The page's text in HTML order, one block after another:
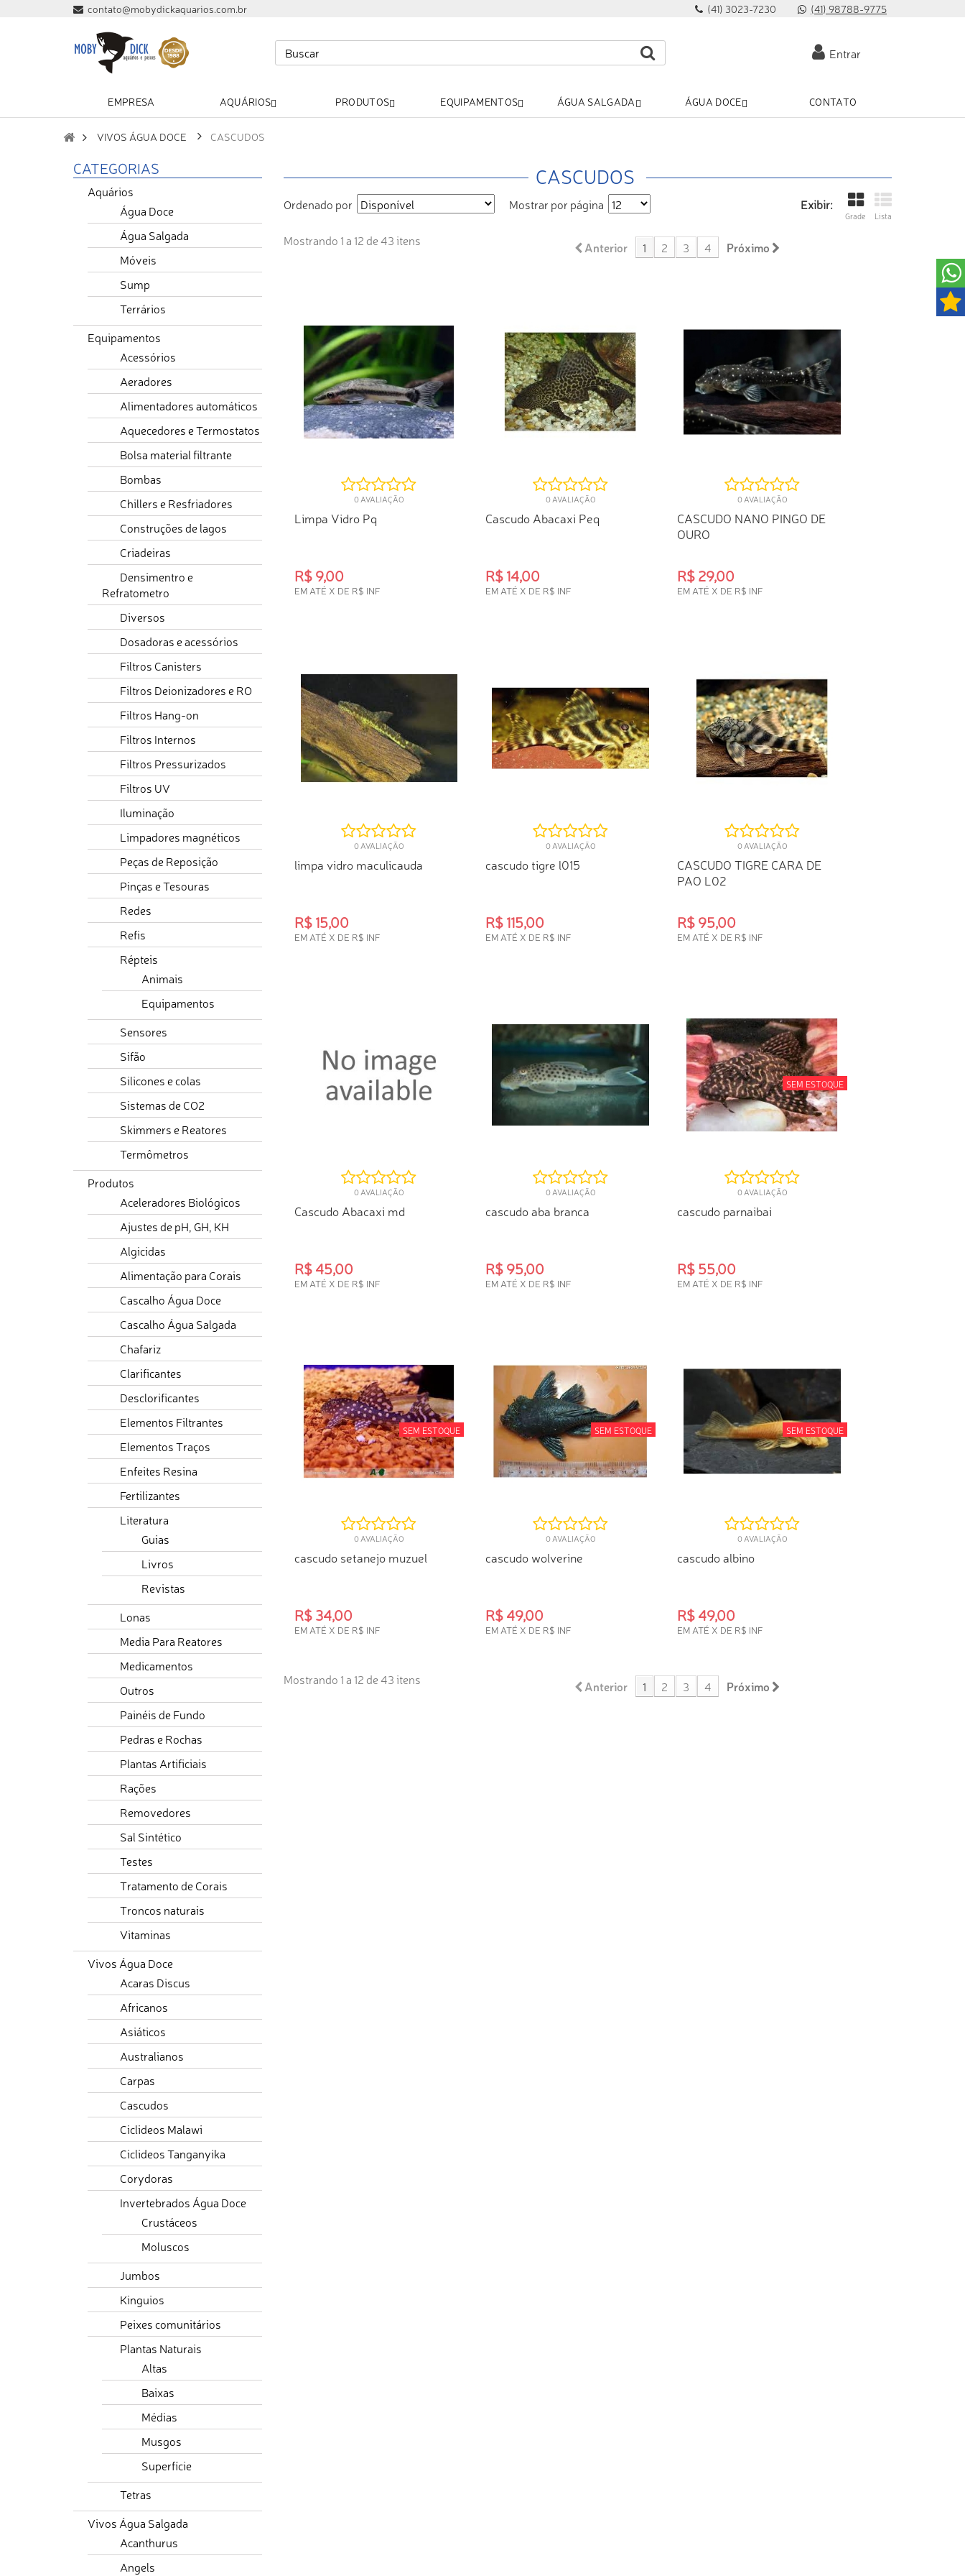
contato@mobydickaquarios.com.br (41) 3023-7230 (41) 98788-9775
Entrar
EMPRESA AQUÁRIOS PRODUTOS EQUIPAMENTOS ÁGUA SALGADA ÁGUA DOCE CONTATO
VIVOS ÁGUA DOCE CASCUDOS
CATEGORIAS
Aquários
Água Doce
Água Salgada
Móveis
Sump
Terrários
Equipamentos
Acessórios
Aeradores
Alimentadores automáticos
Aquecedores e Termostatos
Bolsa material filtrante
Bombas
Chillers e Resfriadores
Construções de lagos
Criadeiras
Densimentro e
Refratometro
Diversos
Dosadoras e acessórios
Filtros Canisters
Filtros Deionizadores e RO
Filtros Hang-on
Filtros Internos
Filtros Pressurizados
Filtros UV
Iluminação
Limpadores magnéticos
Peças de Reposição
Pinças e Tesouras
Redes
Refis
Répteis
Animais
Equipamentos
Sensores
Sifão
Silicones e colas
Sistemas de CO2
Skimmers e Reatores
Termômetros
Produtos
Aceleradores Biológicos
Ajustes de pH, GH, KH
Algicidas
Alimentação para Corais
Cascalho Água Doce
Cascalho Água Salgada
Chafariz
Clarificantes
Desclorificantes
Elementos Filtrantes
Elementos Traços
Enfeites Resina
Fertilizantes
Literatura
Guias
Livros
Revistas
Lonas
Media Para Reatores
Medicamentos
Outros
Painéis de Fundo
Pedras e Rochas
Plantas Artificiais
Rações
Removedores
Sal Sintético
Testes
Tratamento de Corais
Troncos naturais
Vitaminas
Vivos Água Doce
Acaras Discus
Africanos
Asiáticos
Australianos
Carpas
Cascudos
Ciclideos Malawi
Ciclideos Tanganyika
Corydoras
Invertebrados Água Doce
Crustáceos
Moluscos
Jumbos
Kinguios
Peixes comunitários
Plantas Naturais
Altas
Baixas
Médias
Musgos
Superfície
Tetras
Vivos Água Salgada
Acanthurus
Angels
CASCUDOS
Exibir:
Grade Lista
Ordenado por Mostrar por página
Anterior 1 2 3 4 Próximo
Mostrando 1 a 12 de 43 itens
0 AVALIAÇÃO
Limpa Vidro Pq
R$ 9,00
EM ATÉ X DE R$ INF
0 AVALIAÇÃO
Cascudo Abacaxi Peq
R$ 14,00
EM ATÉ X DE R$ INF
0 AVALIAÇÃO
CASCUDO NANO PINGO DE
OURO
R$ 29,00
EM ATÉ X DE R$ INF
0 AVALIAÇÃO
limpa vidro maculicauda
R$ 15,00
EM ATÉ X DE R$ INF
0 AVALIAÇÃO
cascudo tigre l015
R$ 115,00
EM ATÉ X DE R$ INF
0 AVALIAÇÃO
CASCUDO TIGRE CARA DE
PAO L02
R$ 95,00
EM ATÉ X DE R$ INF
0 AVALIAÇÃO
Cascudo Abacaxi md
R$ 45,00
EM ATÉ X DE R$ INF
0 AVALIAÇÃO
cascudo aba branca
R$ 95,00
EM ATÉ X DE R$ INF
0 AVALIAÇÃO
cascudo parnaibai
R$ 55,00
EM ATÉ X DE R$ INF
SEM ESTOQUE
0 AVALIAÇÃO
cascudo setanejo muzuel
R$ 34,00
EM ATÉ X DE R$ INF
SEM ESTOQUE
0 AVALIAÇÃO
cascudo wolverine
R$ 49,00
EM ATÉ X DE R$ INF
SEM ESTOQUE
0 AVALIAÇÃO
cascudo albino
R$ 49,00
EM ATÉ X DE R$ INF
SEM ESTOQUE
Anterior 1 2 3 4 Próximo
Mostrando 1 a 12 de 43 itens